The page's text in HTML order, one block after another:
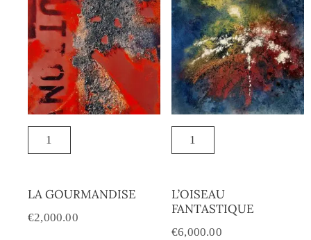
LA GOURMANDISE
€2,000.00
L’OISEAU
FANTASTIQUE
€6,000.00